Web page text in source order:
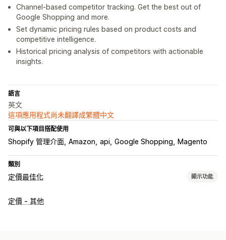
Channel-based competitor tracking. Get the best out of
Google Shopping and more.
Set dynamic pricing rules based on product costs and
competitive intelligence.
Historical pricing analysis of competitors with actionable
insights.
語言
英文
這項應用程式尚未翻譯成繁體中文
可與以下項目搭配使用
Shopify 管理介面 Amazon api Google Shopping Magento
類別
定價最佳化 顯示功能
定價管理
定價 - 其他